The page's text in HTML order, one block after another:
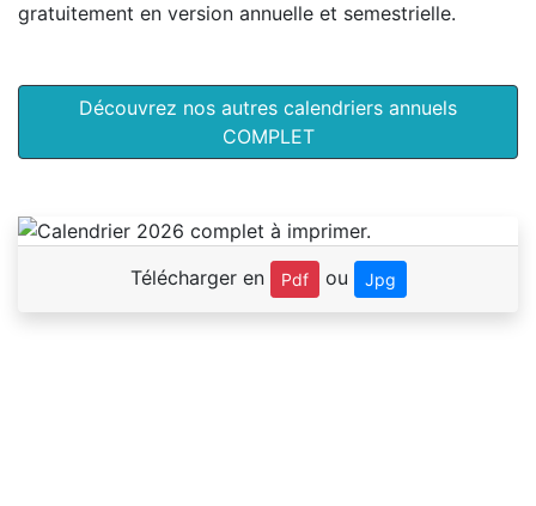
gratuitement en version annuelle et semestrielle.
Découvrez nos autres calendriers annuels
COMPLET
Télécharger en Pdf ou Jpg